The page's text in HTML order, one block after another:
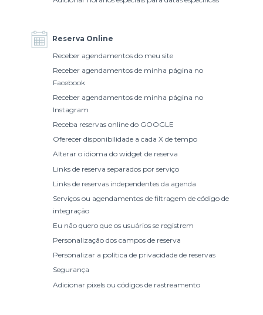
Reserva Online
Receber agendamentos do meu site
Receber agendamentos de minha página no
Facebook
Receber agendamentos de minha página no
Instagram
Receba reservas online do GOOGLE
Oferecer disponibilidade a cada X de tempo
Alterar o idioma do widget de reserva
Links de reserva separados por serviço
Links de reservas independentes da agenda
Serviços ou agendamentos de filtragem de código de
integração
Eu não quero que os usuários se registrem
Personalização dos campos de reserva
Personalizar a política de privacidade de reservas
Segurança
Adicionar pixels ou códigos de rastreamento